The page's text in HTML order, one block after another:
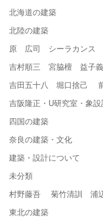
北海道の建築
北陸の建築
原 広司 シーラカンス
吉村順三 宮脇檀 益子
吉田五十八 堀口捨己
吉阪隆正・U研究室・象
四国の建築
奈良の建築・文化
建築・設計について
未分類
村野藤吾 菊竹清訓 浦
東北の建築